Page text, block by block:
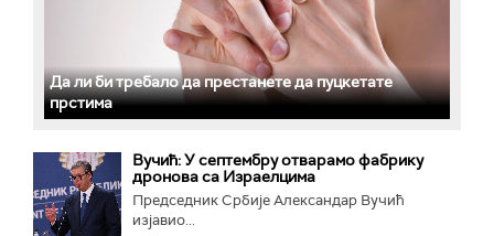
Да ли би требало да престанете да пуцкетате
прстима
Вучић: У септембру отварамо фабрику
дронова са Израелцима
Председник Србије Александар Вучић
изјавио...